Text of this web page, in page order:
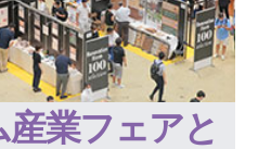
産業フェアと